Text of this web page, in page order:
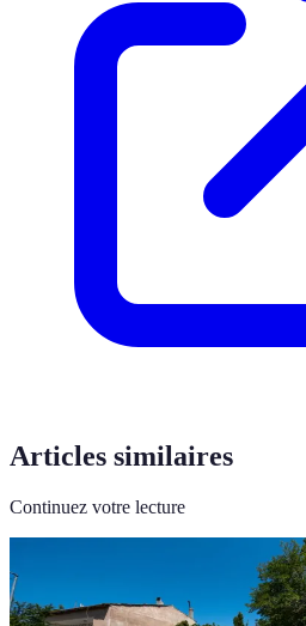
Articles similaires
Continuez votre lecture